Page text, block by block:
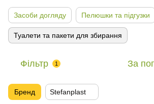
Засоби догляду Пелюшки та підгузки
Туалети та пакети для збирання
Фільтр 1 За
Бренд Stefanplast